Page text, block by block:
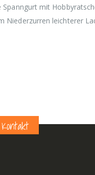
Spanngurt mit
Niederzurren leichterer